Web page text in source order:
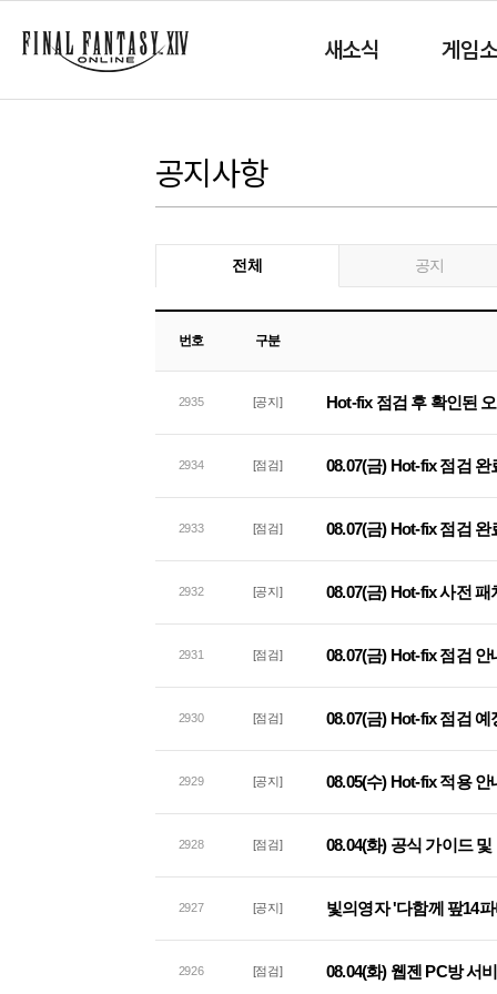
새소식 게임
공지사항
전체 공지
번호 구분
2935 [공지] Hot-fix 점검 후 확인된
2934 [점검] 08.07(금) Hot-fix 점검 완
2933 [점검] 08.07(금) Hot-fix 점검
2932 [공지] 08.07(금) Hot-fix 사전
2931 [점검] 08.07(금) Hot-fix 점검 안
2930 [점검] 08.07(금) Hot-fix 점검 예
2929 [공지] 08.05(수) Hot-fix 적용 안
2928 [점검] 08.04(화) 공식 가이드
2927 [공지] 빛의영자 '다함께 팦14
2926 [점검] 08.04(화) 웹젠 PC방 서